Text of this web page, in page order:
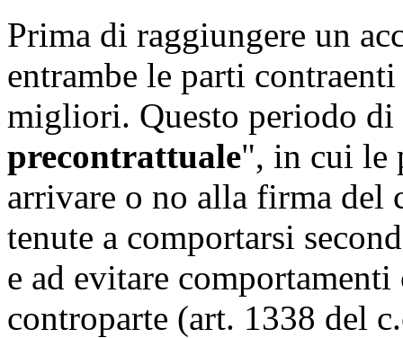
Prima di raggiungere un
entrambe le parti
migliori. Questo periodo
precontrattuale", in cui le
arrivare o no alla firma del
tenute a comportarsi
e ad evitare
controparte (art. 1338 del